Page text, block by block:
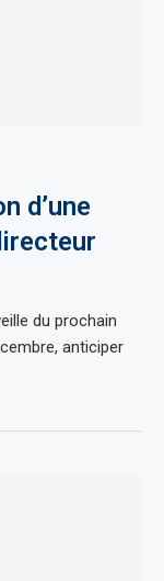
d’une
du prochain
anticiper